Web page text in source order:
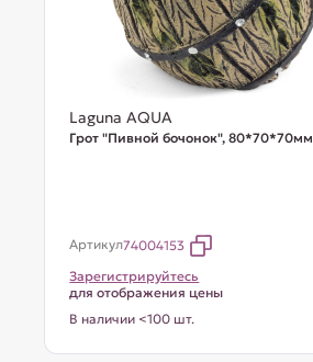
Laguna AQUA
Грот "Пивной бочонок", 80*70*70мм
Артикул74004153
Зарегистрируйтесь
для отображения цены
В наличии <100 шт.